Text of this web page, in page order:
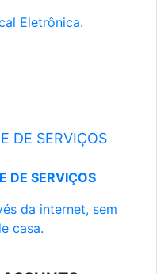
Eletrônica.
DE SERVIÇOS
DE SERVIÇOS
da internet, sem
casa.